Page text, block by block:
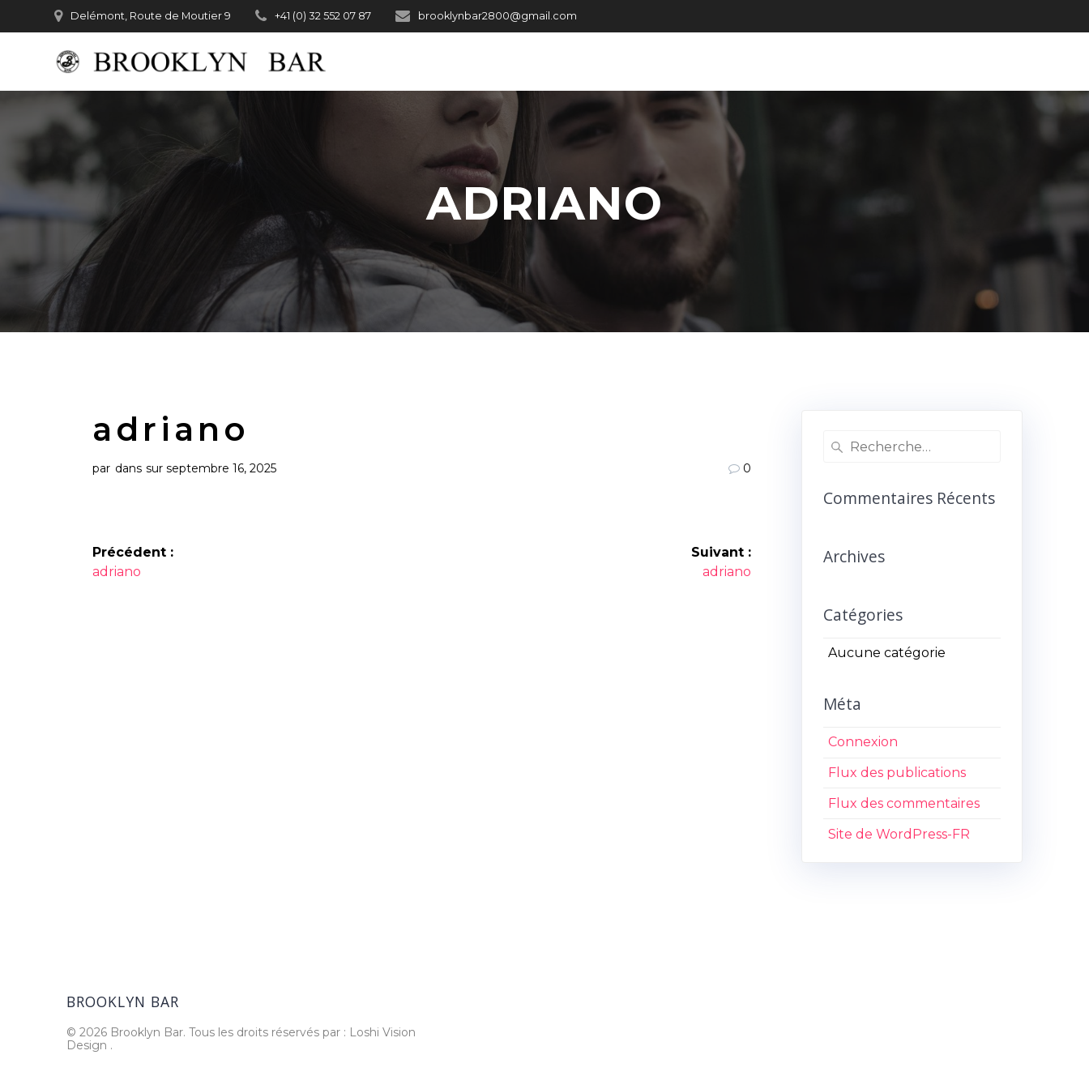
Delémont, Route de Moutier 9 +41 (0) 32 552 07 87 brooklynbar2800@gmail.com
ADRIANO
adriano
par dans sur septembre 16, 2025 0
Navigation
de
Précédent :
Article
adriano
Suivant :
Article
adriano
Recherche
pour
Commentaires Récents
Archives
Catégories
Aucune catégorie
Méta
Connexion
Flux des publications
Flux des commentaires
Site de WordPress-FR
BROOKLYN BAR
© 2026 Brooklyn Bar. Tous les droits réservés par : Loshi Vision
Design .